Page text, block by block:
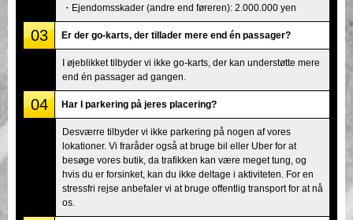
・Ejendomsskader (andre end føreren): 2.000.000 yen
03 Er der go-karts, der tillader mere end én passager?
I øjeblikket tilbyder vi ikke go-karts, der kan understøtte mere
end én passager ad gangen.
04 Har I parkering på jeres placering?
Desværre tilbyder vi ikke parkering på nogen af vores
lokationer. Vi fraråder også at bruge bil eller Uber for at
besøge vores butik, da trafikken kan være meget tung, og
hvis du er forsinket, kan du ikke deltage i aktiviteten. For en
stressfri rejse anbefaler vi at bruge offentlig transport for at nå
os.